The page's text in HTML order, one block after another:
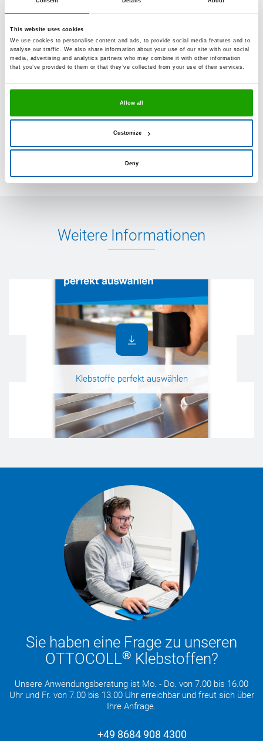
This website uses cookies
We use cookies to personalise content and ads, to provide social media features and to
analyse our traffic. We also share information about your use of our site with our social
media, advertising and analytics partners who may combine it with other information
that you’ve provided to them or that they’ve collected from your use of their services.
Allow all
Customize
Deny
Verpackungseinheit
Stück pro Palette 1200 600
Aus darstellungstechnischen Gründen können die
Produkte abweichen.
Mit Bestellcode versehene Produkte, Gebinde
und/oder Farben sind in handelsüblichen Mengen ab
Weitere Informationen
Klebstoffe perfekt auswählen
Sie haben eine Frage zu unseren
OTTOCOLL® Klebstoffen?
Unsere Anwendungsberatung ist Mo. - Do. von 7.00 bis 16.00
Uhr und Fr. von 7.00 bis 13.00 Uhr erreichbar und freut sich über
Ihre Anfrage.
+49 8684 908 4300